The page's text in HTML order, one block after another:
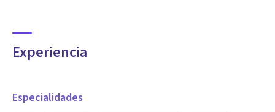
Experiencia
Especialidades